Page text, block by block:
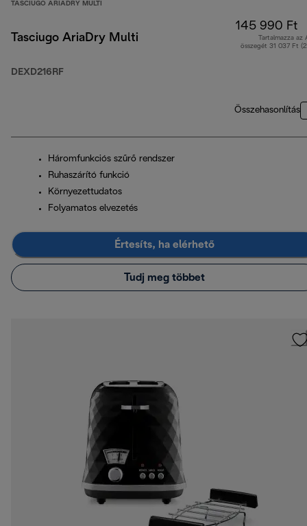
TASCIUGO ARIADRY MULTI
Tasciugo AriaDry Multi
DEXD216RF
145 990 Ft
Tartalmazza az
összegét 31 037 Ft
Összehasonlítás
Háromfunkciós szűrő rendszer
Ruhaszárító funkció
Környezettudatos
Folyamatos elvezetés
Értesíts, ha elérhető
Tudj meg többet